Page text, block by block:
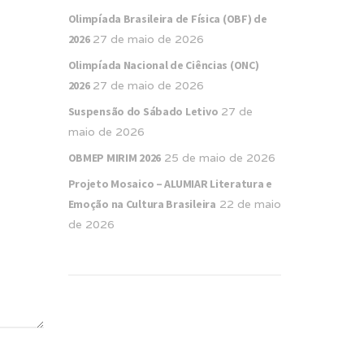
Olimpíada Brasileira de Física (OBF) de
2026 27 de maio de 2026
Olimpíada Nacional de Ciências (ONC)
2026 27 de maio de 2026
Suspensão do Sábado Letivo 27 de
maio de 2026
OBMEP MIRIM 2026 25 de maio de 2026
Projeto Mosaico – ALUMIAR Literatura e
Emoção na Cultura Brasileira 22 de maio
de 2026